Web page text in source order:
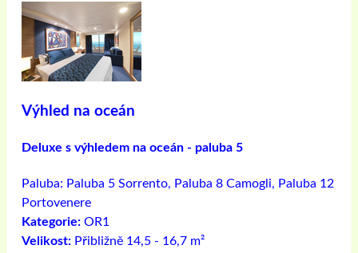
Výhled na oceán
Deluxe s výhledem na oceán - paluba 5
Paluba: Paluba 5 Sorrento, Paluba 8 Camogli, Paluba 12
Portovenere
Kategorie: OR1
Velikost: Přibližně 14,5 - 16,7 m²